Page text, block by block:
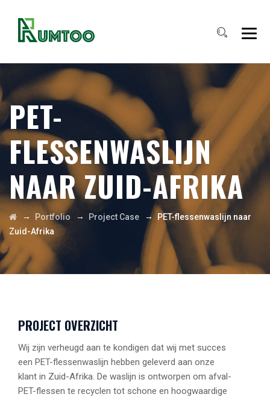
PET-
FLESSENWASLIJN
NAAR ZUID-AFRIKA
→ Portfolio → Project Case → PET-flessenwaslijn naar
Zuid-Afrika
PROJECT OVERZICHT
Wij zijn verheugd aan te kondigen dat wij met succes
een PET-flessenwaslijn hebben geleverd aan onze
klant in Zuid-Afrika. De waslijn is ontworpen om afval-
PET-flessen te recyclen tot schone en hoogwaardige